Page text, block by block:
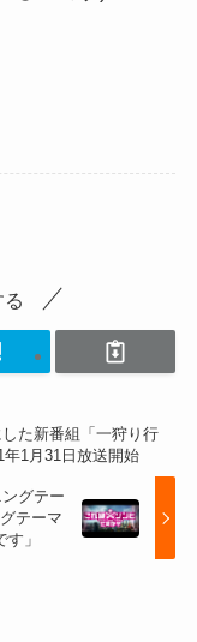
た新番組「一狩り行
年1月31日放送開始
グテー
テーマ
」